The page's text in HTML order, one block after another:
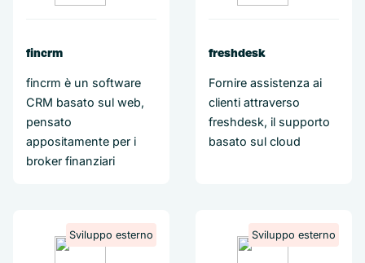
fincrm
fincrm è un software
CRM basato sul web,
pensato
appositamente per i
broker finanziari
freshdesk
Fornire assistenza ai
clienti attraverso
freshdesk, il supporto
basato sul cloud
Sviluppo esterno Sviluppo esterno